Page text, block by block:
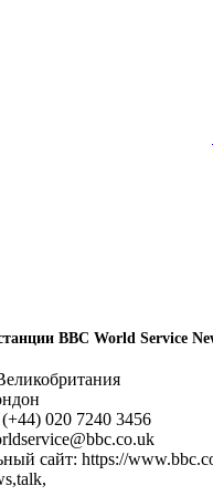
BBC World Service
(+44) 020 7240 3456
сайт: https://